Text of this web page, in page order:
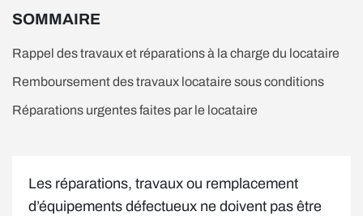
SOMMAIRE
Rappel des travaux et réparations à la charge du locataire
Remboursement des travaux locataire sous conditions
Réparations urgentes faites par le locataire
Les réparations, travaux ou remplacement
d’équipements défectueux ne doivent pas être